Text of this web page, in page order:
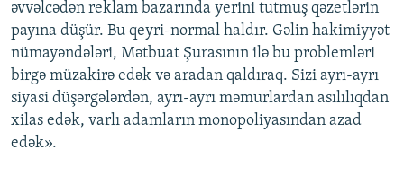
əvvəlcədən reklam bazarında yerini tutmuş qəzetlərin
payına düşür. Bu qeyri-normal haldır. Gəlin hakimiyyət
nümayəndələri, Mətbuat Şurasının ilə bu problemləri
birgə müzakirə edək və aradan qaldıraq. Sizi ayrı-ayrı
siyasi düşərgələrdən, ayrı-ayrı məmurlardan asılılıqdan
xilas edək, varlı adamların monopoliyasından azad
edək».